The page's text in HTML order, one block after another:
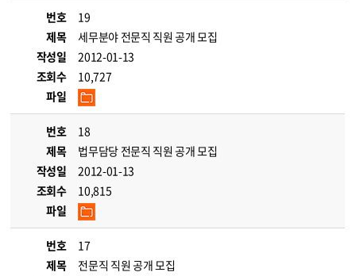
번호
19
제목
세무분야 전문직 직원 공개 모집
작성일
2012-01-13
조회수
10,727
파일
번호
18
제목
법무담당 전문직 직원 공개 모집
작성일
2012-01-13
조회수
10,815
파일
번호
17
제목
전문직 직원 공개 모집